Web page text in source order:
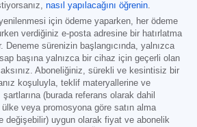
nasıl yapılacağını öğrenin.
için ödeme yaparken, her ödeme
verdiğiniz e-posta adresine bir hatırlatma
Deneme sürenizin başlangıcında, yalnızca
başına yalnızca bir cihaz için geçerli olan
Aboneliğiniz, sürekli ve kesintisiz bir
koşuluyla, teklif materyallerine ve
şartlarına (burada referans olarak dahil
veya promosyona göre satın alma
değişebilir) uygun olarak fiyat ve abonelik